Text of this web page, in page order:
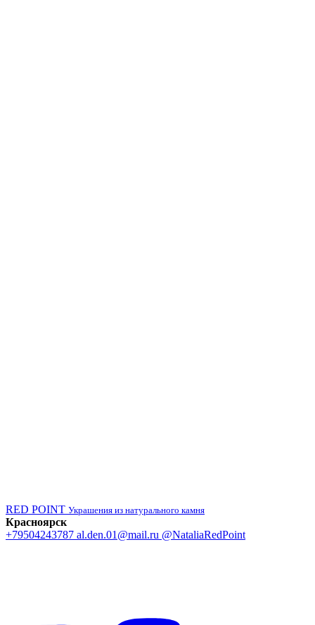
RED POINT Украшения из натурального камня
Красноярск
+79504243787 al.den.01@mail.ru @NataliaRedPoint